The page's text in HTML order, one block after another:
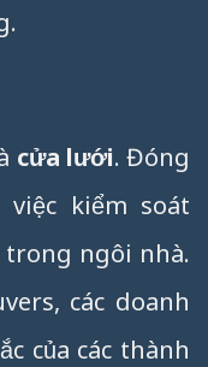
cửa lưới. Đóng
kiểm soát
trong ngôi nhà.
các doanh
của các thành